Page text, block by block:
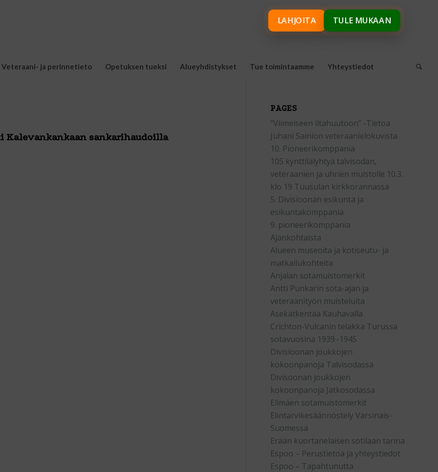
Veteraani- ja perinnetieto Opetuksen tueksi Alueyhdistykset Tue toimintaamme Yhteystiedot
sankarihaudoilla
PAGES
”Viimeiseen iltahuutoon” -Tietoa
Juhani Sainion veteraanielokuvista
10. Pioneerikomppania
105 kynttilälyhtyä talvisodan,
veteraanien ja uhrien muistolle 10.3.
klo 19 Tuusulan kirkkorannassa
5. Divisioonan esikunta ja
esikuntakomppania
9. pioneerikomppania
Ajankohtaista
Alueen museoita ja kotiseutu- ja
matkailukohteita
Anjalan sotamuistomerkit
Antti Punkarin sota-ajan ja
veteraanityön muisteluita
Asekätkentää Kauhavalla
Crichton-Vulcanin telakka Turussa
sotavuosina 1939–1945
Divisioonan joukkojen
kokoonpanoja Talvisodassa
Divisoonan joukkojen
kokoonpanoja Jatkosodassa
Elimäen sotamuistomerkit
Elintarvikesäännöstely Varsinais-
Suomessa
Erään kuortanelaisen sotilaan tarina
Espoo – Perustietoa ja yhteystiedot
Espoo – Tapahtunutta
LAHJOITA TULE MUKAAN